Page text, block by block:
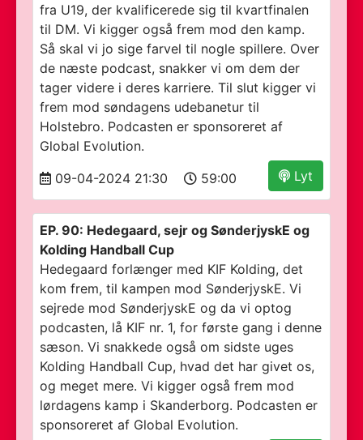
fra U19, der kvalificerede sig til kvartfinalen
til DM. Vi kigger også frem mod den kamp.
Så skal vi jo sige farvel til nogle spillere. Over
de næste podcast, snakker vi om dem der
tager videre i deres karriere. Til slut kigger vi
frem mod søndagens udebanetur til
Holstebro. Podcasten er sponsoreret af
Global Evolution.
Lyt
09-04-2024 21:30 59:00
EP. 90: Hedegaard, sejr og SønderjyskE og
Kolding Handball Cup
Hedegaard forlænger med KIF Kolding, det
kom frem, til kampen mod SønderjyskE. Vi
sejrede mod SønderjyskE og da vi optog
podcasten, lå KIF nr. 1, for første gang i denne
sæson. Vi snakkede også om sidste uges
Kolding Handball Cup, hvad det har givet os,
og meget mere. Vi kigger også frem mod
lørdagens kamp i Skanderborg. Podcasten er
sponsoreret af Global Evolution.